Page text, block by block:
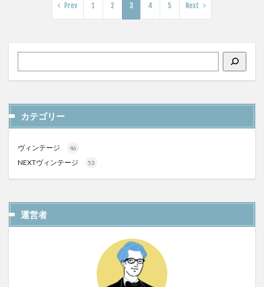
Prev 1 2 3 4 5 Next
カテゴリー
ヴィンテージ 46
NEXTヴィンテージ 53
運営者